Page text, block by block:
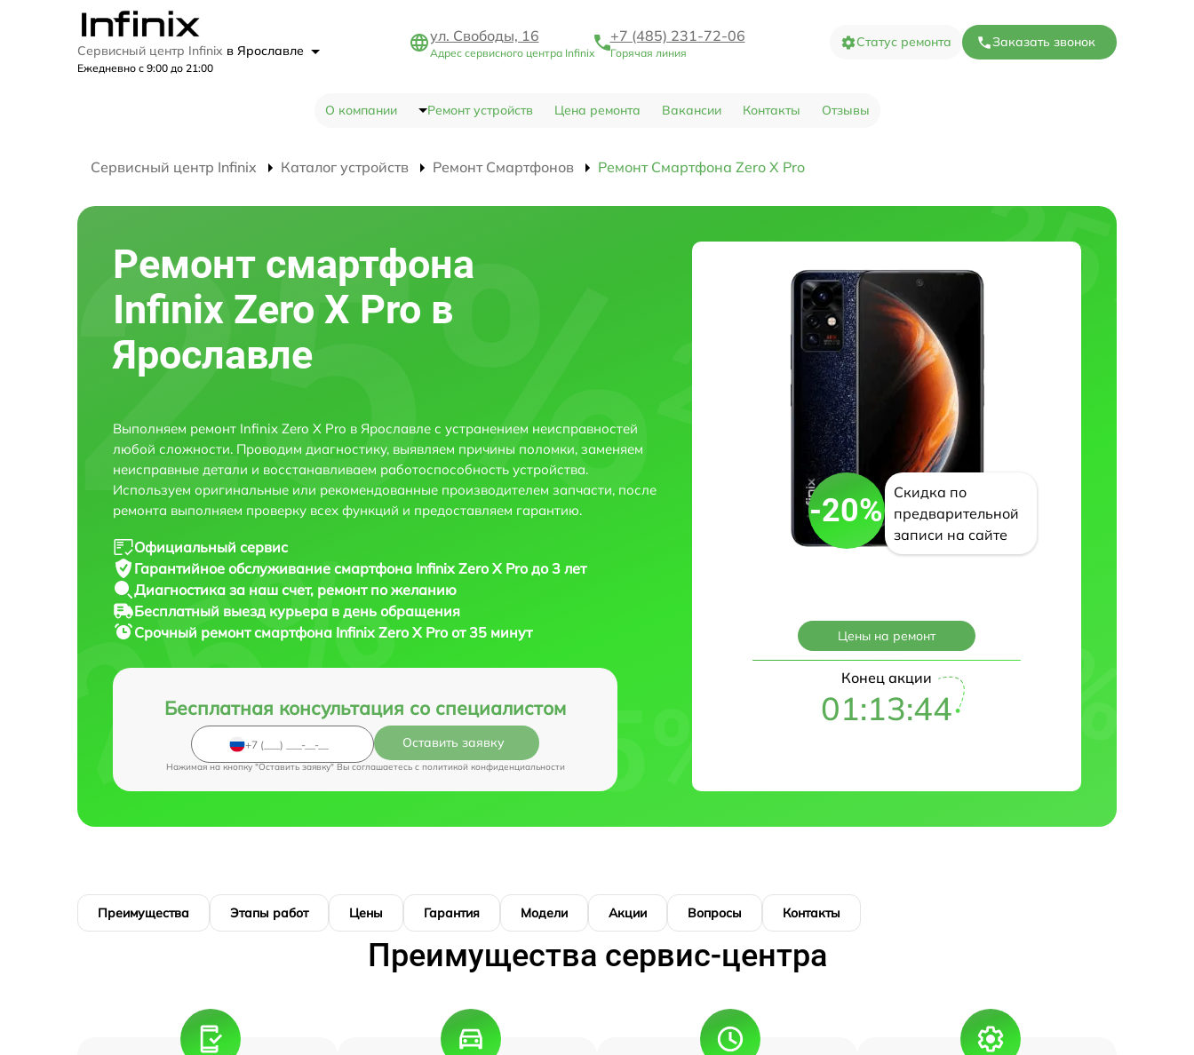
Сервисный центр Infinix в Ярославле
Ежедневно с 9:00 до 21:00
ул. Свободы, 16
Адрес сервисного центра Infinix
+7 (485) 231-72-06
Горячая линия
Статус ремонта Заказать звонок
О компании Ремонт устройств Цена ремонта Вакансии Контакты Отзывы
Сервисный центр Infinix Каталог устройств Ремонт Смартфонов Ремонт Смартфона Zero X Pro
Ремонт смартфона
Infinix Zero X Pro в
Ярославле
Выполняем ремонт Infinix Zero X Pro в Ярославле с устранением неисправностей
любой сложности. Проводим диагностику, выявляем причины поломки, заменяем
неисправные детали и восстанавливаем работоспособность устройства.
Используем оригинальные или рекомендованные производителем запчасти, после
ремонта выполняем проверку всех функций и предоставляем гарантию.
Официальный сервис
Гарантийное обслуживание смартфона Infinix Zero X Pro до 3 лет
Диагностика за наш счет, ремонт по желанию
Бесплатный выезд курьера в день обращения
Срочный ремонтсмартфона Infinix Zero X Pro от 35 минут
Бесплатная консультация со специалистом
Оставить заявку
Нажимая на кнопку "Оставить заявку" Вы соглашаетесь c политикой конфиденциальности
-20%
Скидка по
предварительной
записи на сайте
Цены на ремонт
Конец акции
01:13:43
Преимущества Этапы работ Цены Гарантия Модели Акции Вопросы Контакты
Преимущества сервис-центра